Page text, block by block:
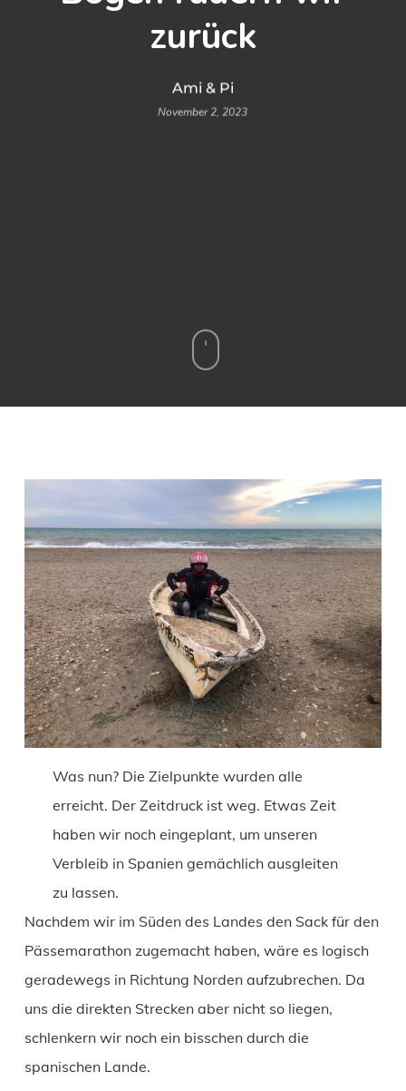
zurück
Ami & Pi
November 2, 2023
Was nun? Die Zielpunkte wurden alle
erreicht. Der Zeitdruck ist weg. Etwas Zeit
haben wir noch eingeplant, um unseren
Verbleib in Spanien gemächlich ausgleiten
zu lassen.
Nachdem wir im Süden des Landes den Sack für den
Pässemarathon zugemacht haben, wäre es logisch
geradewegs in Richtung Norden aufzubrechen. Da
uns die direkten Strecken aber nicht so liegen,
schlenkern wir noch ein bisschen durch die
spanischen Lande.